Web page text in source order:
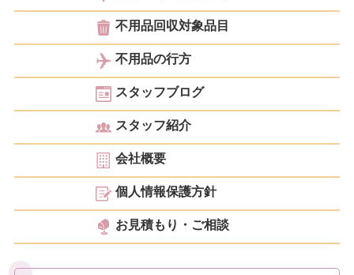
不用品回収対象品目
不用品の行方
スタッフブログ
スタッフ紹介
会社概要
個人情報保護方針
お見積もり・ご相談